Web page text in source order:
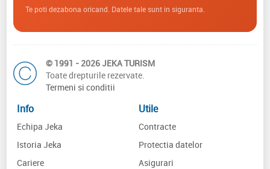
Te poti dezabona oricand. Datele tale sunt in siguranta.
© 1991 - 2026 JEKA TURISM
Toate drepturile rezervate.
Termeni si conditii
Info
Echipa Jeka
Istoria Jeka
Cariere
Utile
Contracte
Protectia datelor
Asigurari